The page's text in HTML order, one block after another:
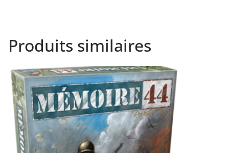
Produits similaires